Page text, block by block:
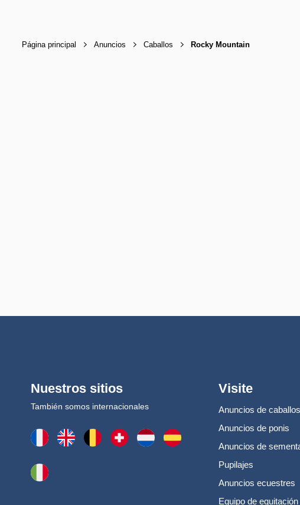
Página principal Anuncios Caballos Rocky Mountain
Nuestros sitios
También somos internacionales
Visite
Anuncios de caballos
Anuncios de ponis
Anuncios de
Pupilajes
Anuncios ecuestres
Equipo de equitación